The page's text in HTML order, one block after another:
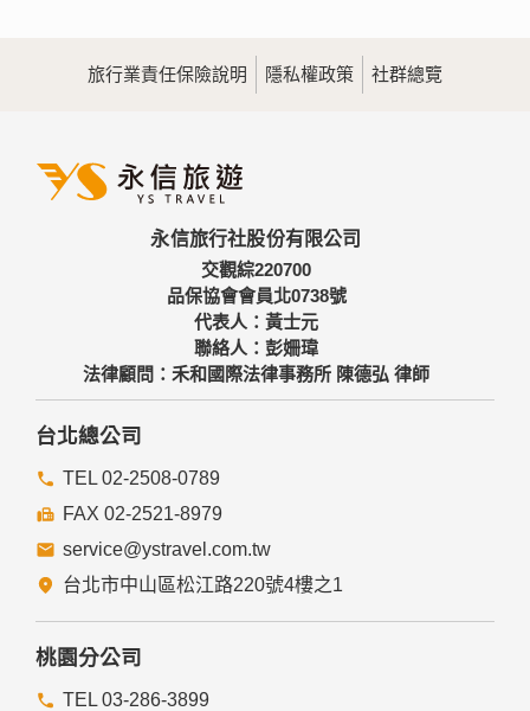
旅行業責任保險說明 隱私權政策 社群總覽
永信旅行社股份有限公司
交觀綜220700
品保協會會員北0738號
代表人：黃士元
聯絡人：彭姍瑋
法律顧問：禾和國際法律事務所 陳德弘 律師
台北總公司
TEL 02-2508-0789
FAX 02-2521-8979
service@ystravel.com.tw
台北市中山區松江路220號4樓之1
桃園分公司
TEL 03-286-3899